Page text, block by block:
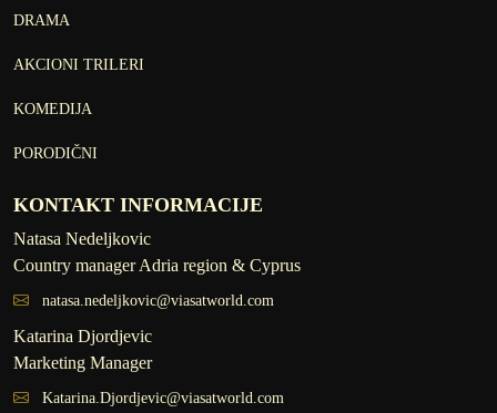
DRAMA
AKCIONI TRILERI
KOMEDIJA
PORODIČNI
KONTAKT INFORMACIJE
Natasa Nedeljkovic
Country manager Adria region & Cyprus
natasa.nedeljkovic@viasatworld.com
Katarina Djordjevic
Marketing Manager
Katarina.Djordjevic@viasatworld.com